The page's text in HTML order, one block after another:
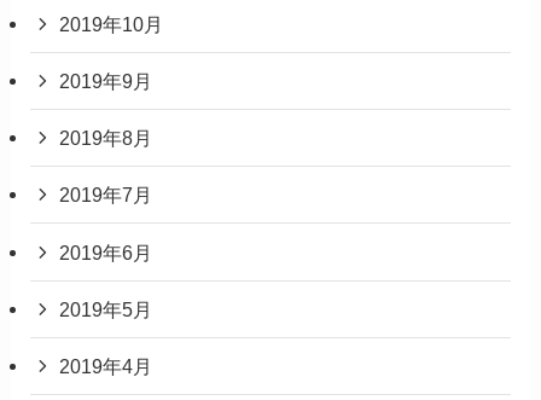
2019年10月
2019年9月
2019年8月
2019年7月
2019年6月
2019年5月
2019年4月